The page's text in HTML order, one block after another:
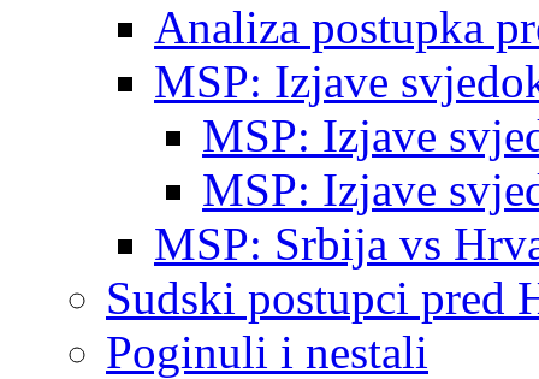
Analiza postupka
MSP: Izjave
MSP: Izjave
MSP: Izjave
MSP: Srbija vs
Sudski postupci pred
Poginuli i nestali